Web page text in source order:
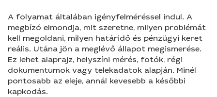
A folyamat általában igényfelméréssel indul. A
megbízó elmondja, mit szeretne, milyen problémát
kell megoldani, milyen határidő és pénzügyi keret
reális. Utána jön a meglévő állapot megismerése.
Ez lehet alaprajz, helyszíni mérés, fotók, régi
dokumentumok vagy telekadatok alapján. Minél
pontosabb az eleje, annál kevesebb a későbbi
kapkodás.